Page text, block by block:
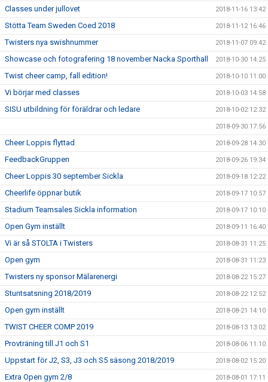
Classes under jullovet 2018-11-16 13:42
Stötta Team Sweden Coed 2018 2018-11-12 16:46
Twisters nya swishnummer 2018-11-07 09:42
Showcase och fotografering 18 november Nacka Sporthall 2018-10-30 14:25
Twist cheer camp, fall edition! 2018-10-10 11:00
Vi börjar med classes 2018-10-03 14:58
SISU utbildning för föräldrar och ledare 2018-10-02 12:32
2018-09-30 17:56
Cheer Loppis flyttad 2018-09-28 14:30
FeedbackGruppen 2018-09-26 19:34
Cheer Loppis 30 september Sickla 2018-09-18 12:22
Cheerlife öppnar butik 2018-09-17 10:57
Stadium Teamsales Sickla information 2018-09-17 10:10
Open Gym inställt 2018-09-11 16:40
Vi är så STOLTA i Twisters 2018-08-31 11:25
Open gym 2018-08-31 11:23
Twisters ny sponsor Mälarenergi 2018-08-22 15:27
Stuntsatsning 2018/2019 2018-08-22 12:52
Open gym inställt 2018-08-21 14:10
TWIST CHEER COMP 2019 2018-08-13 13:02
Provträning till J1 och S1 2018-08-06 11:10
Uppstart för J2, S3, J3 och S5 säsong 2018/2019 2018-08-02 15:20
Extra Open gym 2/8 2018-08-01 17:11